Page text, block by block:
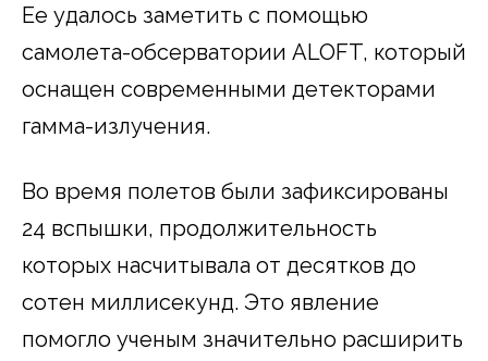
Ее удалось заметить с помощью
самолета-обсерватории ALOFT, который
оснащен современными детекторами
гамма-излучения.
Во время полетов были зафиксированы
24 вспышки, продолжительность
которых насчитывала от десятков до
сотен миллисекунд. Это явление
помогло ученым значительно расширить